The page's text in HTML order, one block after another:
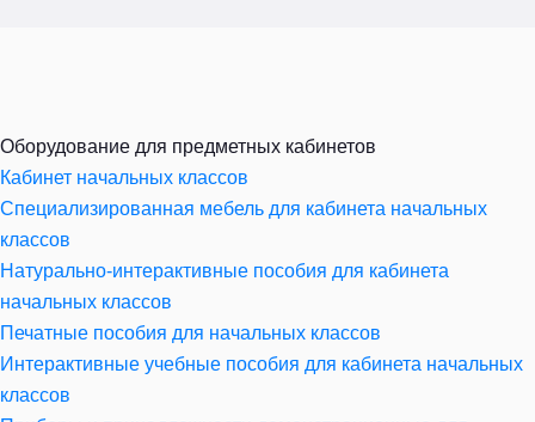
Оборудование для предметных кабинетов
Кабинет начальных классов
Специализированная мебель для кабинета начальных
классов
Натурально-интерактивные пособия для кабинета
начальных классов
Печатные пособия для начальных классов
Интерактивные учебные пособия для кабинета начальных
классов